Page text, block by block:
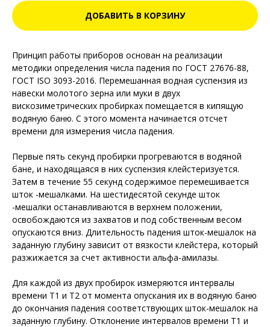
ДОБАВИТЬ В КОРЗИНУ
Принцип работы приборов основан на реализации
методики определения числа падения по ГОСТ 27676-88,
ГОСТ ISO 3093-2016. Перемешанная водная суспензия из
навески молотого зерна или муки в двух
вискозиметрических пробирках помещается в кипящую
водяную баню. С этого момента начинается отсчет
времени для измерения числа падения.
Первые пять секунд пробирки прогреваются в водяной
бане, и находящаяся в них суспензия клейстеризуется.
Затем в течение 55 секунд содержимое перемешивается
шток -мешалками. На шестидесятой секунде шток
-мешалки останавливаются в верхнем положении,
освобождаются из захватов и под собственным весом
опускаются вниз. Длительность падения шток-мешалок на
заданную глубину зависит от вязкости клейстера, который
разжижается за счет активности альфа-амилазы.
Для каждой из двух пробирок измеряются интервалы
времени Т1 и Т2 от момента опускания их в водяную баню
до окончания падения соответствующих шток-мешалок на
заданную глубину. Отклонение интервалов времени Т1 и